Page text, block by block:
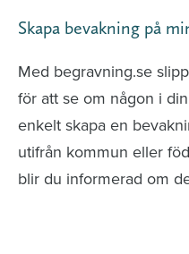
Skapa bevakning på
Med begravning.se
för att se om någon i
enkelt skapa en
utifrån kommun eller
blir du informerad om